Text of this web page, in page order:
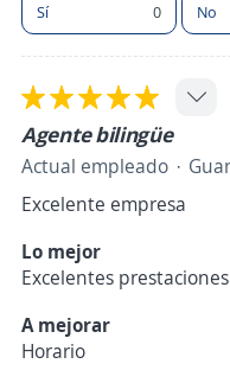
Sí 0 No
Agente bilingüe
Actual empleado
Excelente empresa
Lo mejor
Excelentes prestaciones
A mejorar
Horario